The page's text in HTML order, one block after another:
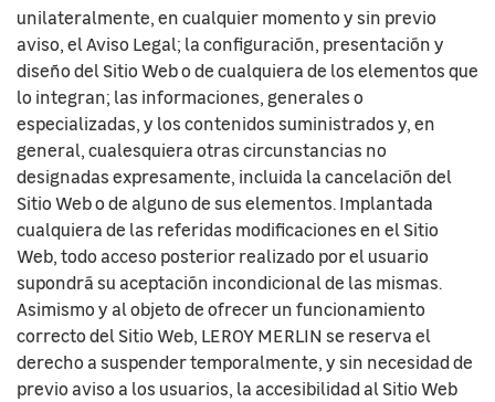
unilateralmente, en cualquier momento y sin previo
aviso, el Aviso Legal; la configuración, presentación y
diseño del Sitio Web o de cualquiera de los elementos que
lo integran; las informaciones, generales o
especializadas, y los contenidos suministrados y, en
general, cualesquiera otras circunstancias no
designadas expresamente, incluida la cancelación del
Sitio Web o de alguno de sus elementos. Implantada
cualquiera de las referidas modificaciones en el Sitio
Web, todo acceso posterior realizado por el usuario
supondrá su aceptación incondicional de las mismas.
Asimismo y al objeto de ofrecer un funcionamiento
correcto del Sitio Web, LEROY MERLIN se reserva el
derecho a suspender temporalmente, y sin necesidad de
previo aviso a los usuarios, la accesibilidad al Sitio Web